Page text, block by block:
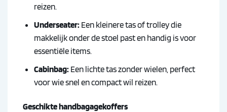
reizen.
Underseater: Een kleinere tas of trolley die
makkelijk onder de stoel past en handig is voor
essentiële items.
Cabinbag: Een lichte tas zonder wielen, perfect
voor wie snel en compact wil reizen.
Geschikte handbagagekoffers